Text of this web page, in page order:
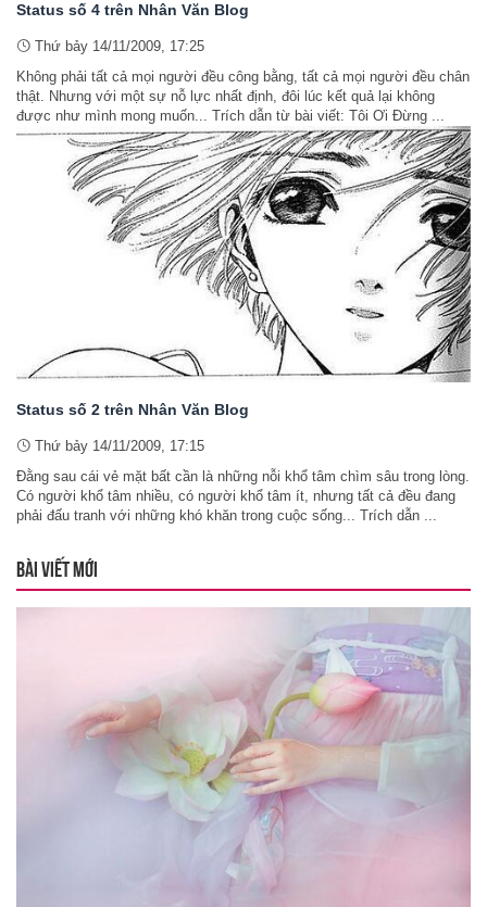
Status số 4 trên Nhân Văn Blog
Thứ bảy 14/11/2009, 17:25
Không phải tất cả mọi người đều công bằng, tất cả mọi người đều chân
thật. Nhưng với một sự nỗ lực nhất định, đôi lúc kết quả lại không
được như mình mong muốn... Trích dẫn từ bài viết: Tôi Ơi Đừng ...
Status số 2 trên Nhân Văn Blog
Thứ bảy 14/11/2009, 17:15
Đằng sau cái vẻ mặt bất cần là những nỗi khổ tâm chìm sâu trong lòng.
Có người khổ tâm nhiều, có người khổ tâm ít, nhưng tất cả đều đang
phải đấu tranh với những khó khăn trong cuộc sống... Trích dẫn ...
BÀI VIẾT MỚI